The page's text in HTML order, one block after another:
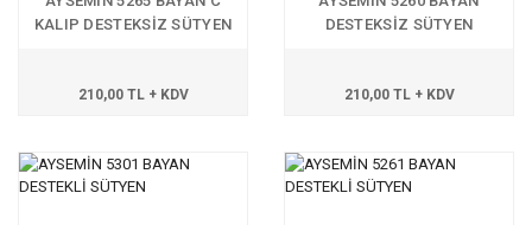
KALIP DESTEKSİZ SÜTYEN
210,00 TL + KDV
DESTEKSİZ SÜTYEN
210,00 TL + KDV